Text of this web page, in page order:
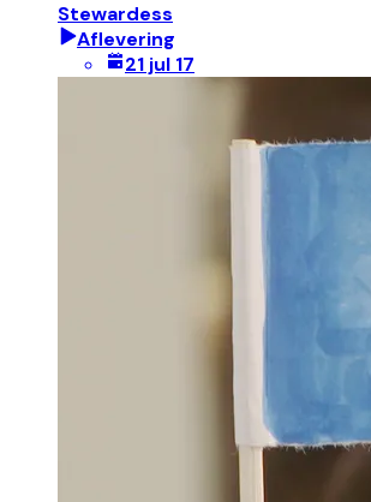
Stewardess
Aflevering
21 jul 17